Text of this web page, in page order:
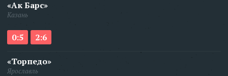
«Ак Барс»
Казань
0:5 2:6
«Торпедо»
Ярославль